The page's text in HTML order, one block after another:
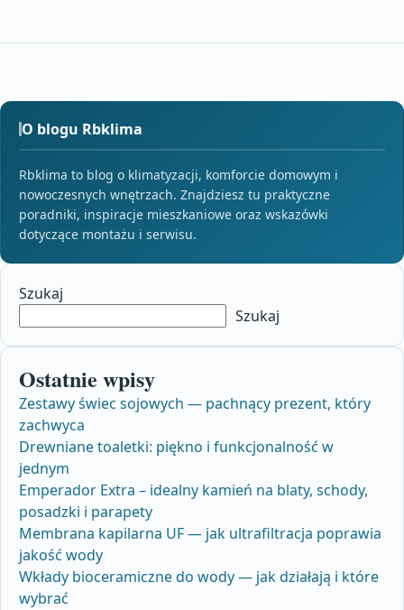
O blogu Rbklima
Rbklima to blog o klimatyzacji, komforcie domowym i
nowoczesnych wnętrzach. Znajdziesz tu praktyczne
poradniki, inspiracje mieszkaniowe oraz wskazówki
dotyczące montażu i serwisu.
Szukaj
Szukaj
Ostatnie wpisy
Zestawy świec sojowych — pachnący prezent, który
zachwyca
Drewniane toaletki: piękno i funkcjonalność w
jednym
Emperador Extra – idealny kamień na blaty, schody,
posadzki i parapety
Membrana kapilarna UF — jak ultrafiltracja poprawia
jakość wody
Wkłady bioceramiczne do wody — jak działają i które
wybrać